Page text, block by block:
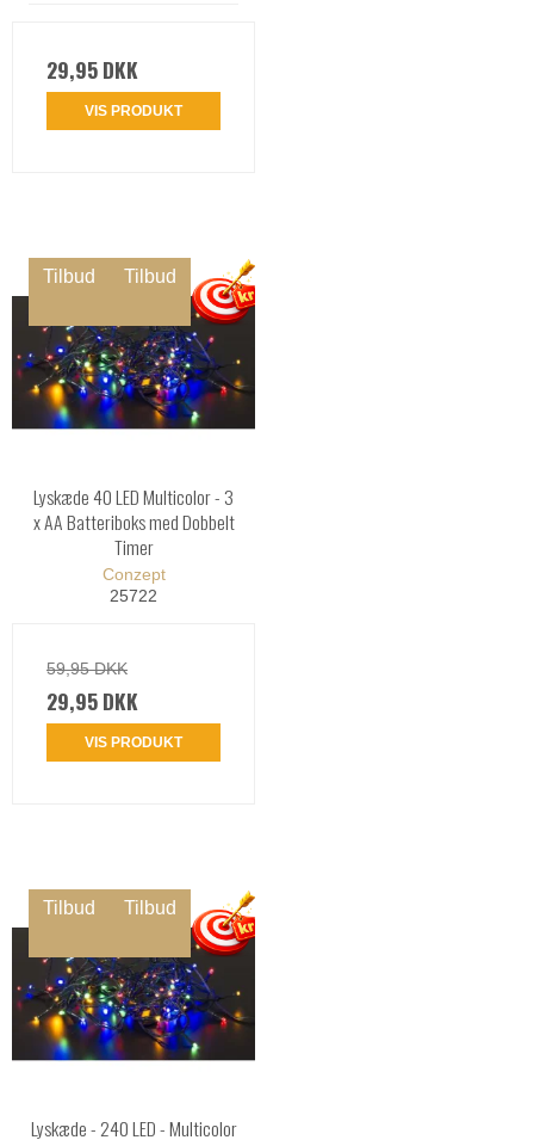
29,95 DKK
VIS PRODUKT
Tilbud Tilbud
Lyskæde 40 LED Multicolor - 3
x AA Batteriboks med Dobbelt
Timer
Conzept
25722
59,95 DKK
29,95 DKK
VIS PRODUKT
Tilbud Tilbud
Lyskæde - 240 LED - Multicolor